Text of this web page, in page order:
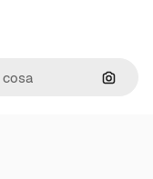
Cerca